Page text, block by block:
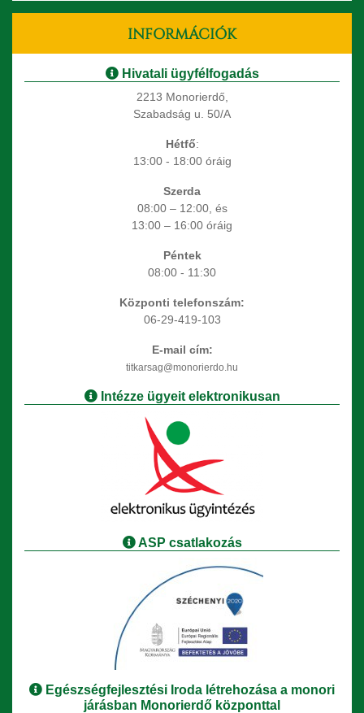
INFORMÁCIÓK
Hivatali ügyfélfogadás
2213 Monorierdő,
Szabadság u. 50/A
Hétfő:
13:00 - 18:00 óráig
Szerda
08:00 – 12:00, és
13:00 – 16:00 óráig
Péntek
08:00 - 11:30
Központi telefonszám:
06-29-419-103
E-mail cím:
titkarsag@monorierdo.hu
Intézze ügyeit elektronikusan
ASP csatlakozás
Egészségfejlesztési Iroda létrehozása a monori
járásban Monorierdő központtal